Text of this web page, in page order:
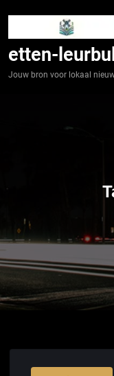
etten-
Jouw bron voor lokaal